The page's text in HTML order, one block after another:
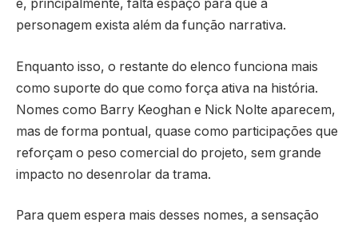
e, principalmente, falta espaço para que a
personagem exista além da função narrativa.
Enquanto isso, o restante do elenco funciona mais
como suporte do que como força ativa na história.
Nomes como Barry Keoghan e Nick Nolte aparecem,
mas de forma pontual, quase como participações que
reforçam o peso comercial do projeto, sem grande
impacto no desenrolar da trama.
Para quem espera mais desses nomes, a sensação